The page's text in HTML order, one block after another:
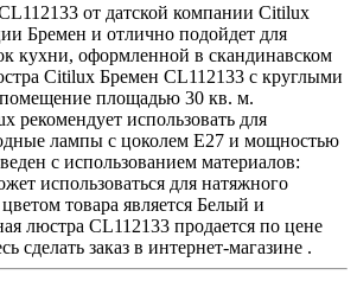
от датской компании Citilux
Бремен и отлично подойдет для
кухни, оформленной в скандинавском
Citilux Бремен CL112133 с круглыми
площадью 30 кв. м.
рекомендует использовать для
лампы с цоколем E27 и мощностью
с использованием материалов:
использоваться для натяжного
товара является Белый и
люстра CL112133 продается по цене
сделать заказ в интернет-магазине .